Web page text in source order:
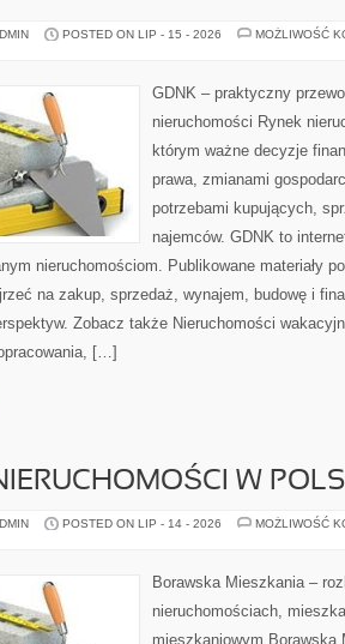
POSTED ON LIP - 15 - 2026
MOŻLIWOŚĆ
GDNK – praktyczny
nieruchomości Rynek
którym ważne decyzje
prawa, zmianami
potrzebami kupujących,
najemców. GDNK to
nieruchomościom. Publikowane materiały
na zakup, sprzedaż, wynajem, budowę i
Zobacz także Nieruchomości
[…]
W
POSTED ON LIP - 14 - 2026
MOŻLIWOŚĆ
Borawska Mieszkania –
nieruchomościach,
mieszkaniowym Borawska